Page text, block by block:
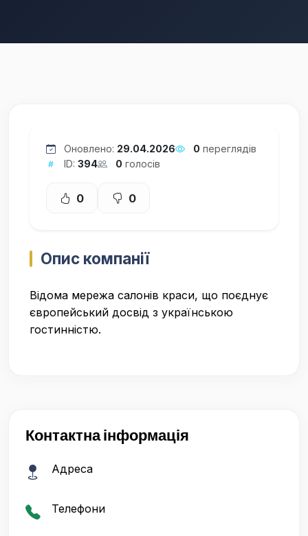
Оновлено: 29.04.2026 0 переглядів
ID: 394 0 голосів
0 0
Опис компанії
Відома мережа салонів краси, що поєднує
європейський досвід з українською
гостинністю.
Контактна інформація
Адреса
Телефони